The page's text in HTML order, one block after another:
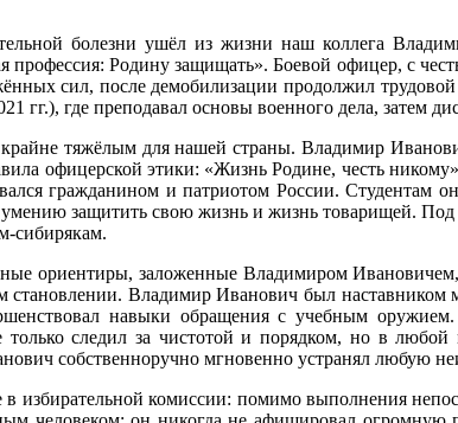
болезни ушёл из жизни наш коллега
профессия: Родину защищать». Боевой офицер, с
сил, после демобилизации продолжил
гг.), где преподавал основы военного дела,
тяжёлым для нашей страны. Владимир
офицерской этики: «Жизнь Родине, честь
гражданином и патриотом России. Студентам
умению защитить свою жизнь и жизнь товарищей.
сибирякам.
ориентиры, заложенные Владимиром
становлении. Владимир Иванович был наставником
навыки обращения с учебным
только следил за чистотой и порядком, но в
собственноручно мгновенно устранял любую
избирательной комиссии: помимо выполнения